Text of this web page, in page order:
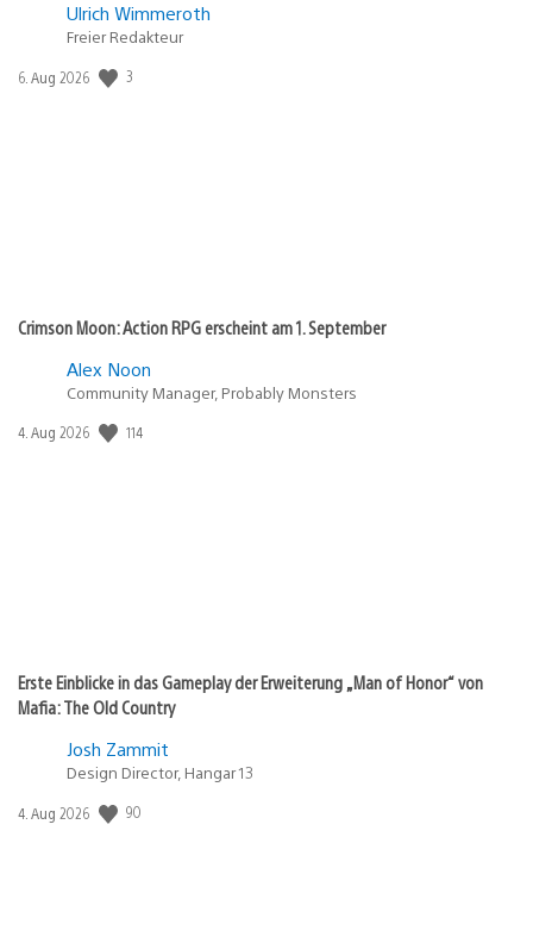
Ulrich Wimmeroth
Freier Redakteur
Veröffentlichungsdatum:
6. Aug 2026 3
Crimson Moon: Action RPG erscheint am 1. September
Alex Noon
Community Manager, Probably Monsters
Veröffentlichungsdatum:
4. Aug 2026 114
Erste Einblicke in das Gameplay der Erweiterung „Man of Honor“ von
Mafia: The Old Country
Josh Zammit
Design Director, Hangar 13
Veröffentlichungsdatum:
4. Aug 2026 90